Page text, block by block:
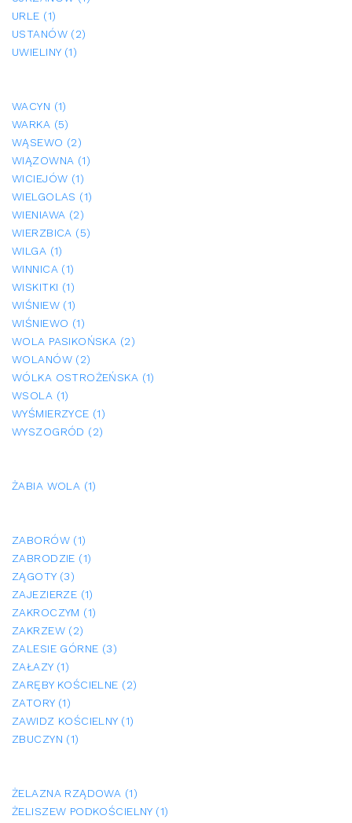
URLE (1)
USTANÓW (2)
UWIELINY (1)
WACYN (1)
WARKA (5)
WĄSEWO (2)
WIĄZOWNA (1)
WICIEJÓW (1)
WIELGOLAS (1)
WIENIAWA (2)
WIERZBICA (5)
WILGA (1)
WINNICA (1)
WISKITKI (1)
WIŚNIEW (1)
WIŚNIEWO (1)
WOLA PASIKOŃSKA (2)
WOLANÓW (2)
WÓLKA OSTROŻEŃSKA (1)
WSOLA (1)
WYŚMIERZYCE (1)
WYSZOGRÓD (2)
ŻABIA WOLA (1)
ZABORÓW (1)
ZABRODZIE (1)
ZĄGOTY (3)
ZAJEZIERZE (1)
ZAKROCZYM (1)
ZAKRZEW (2)
ZALESIE GÓRNE (3)
ZAŁAZY (1)
ZARĘBY KOŚCIELNE (2)
ZATORY (1)
ZAWIDZ KOŚCIELNY (1)
ZBUCZYN (1)
ŻELAZNA RZĄDOWA (1)
ŻELISZEW PODKOŚCIELNY (1)